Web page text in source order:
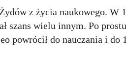
z życia naukowego. W
szans wielu innym. Po
powrócił do nauczania i do